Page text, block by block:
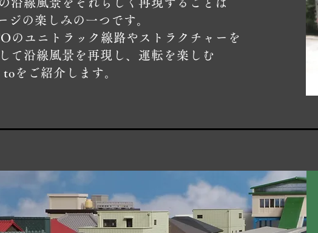
沿線風景をそれらしく再現することは
ジの楽しみの一つです。
のユニトラック線路やストラクチャーを
て沿線風景を再現し、運転を楽しむ
を​ご紹介します。